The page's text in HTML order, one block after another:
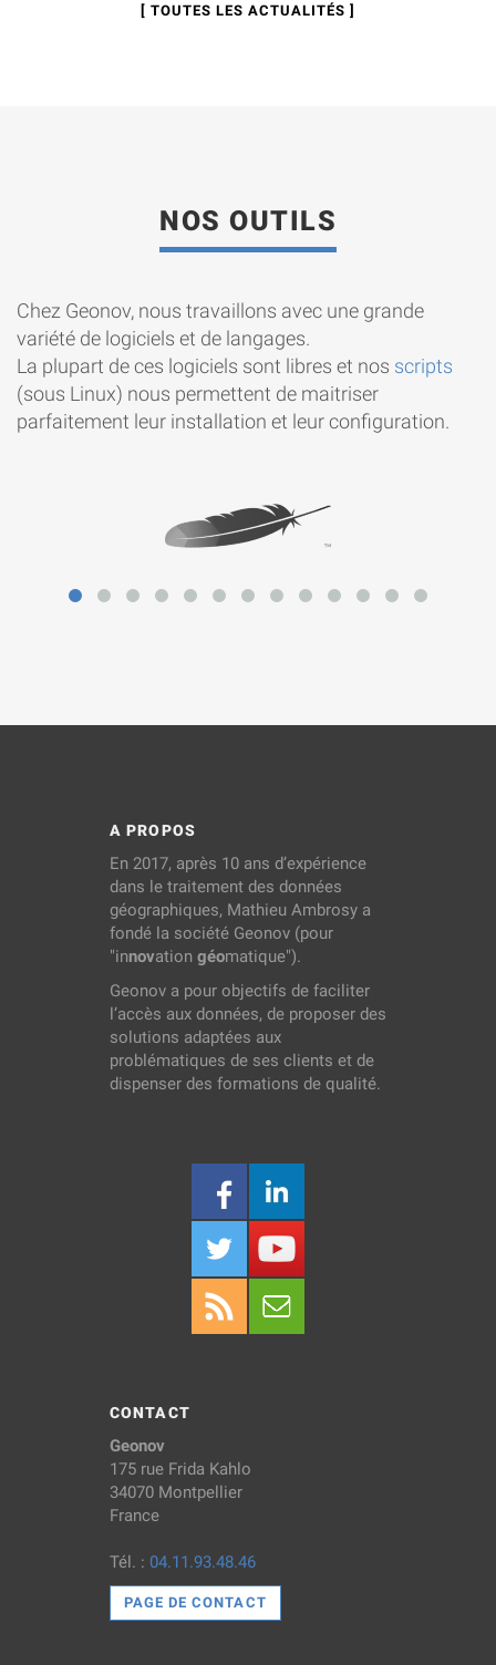
[ TOUTES LES ACTUALITÉS ]
NOS OUTILS
Chez Geonov, nous travaillons avec une grande
variété de logiciels et de langages.
La plupart de ces logiciels sont libres et nos scripts
(sous Linux) nous permettent de maitriser
parfaitement leur installation et leur configuration.
A PROPOS
En 2017, après 10 ans d’expérience
dans le traitement des données
géographiques, Mathieu Ambrosy a
fondé la société Geonov (pour
"innovation géomatique").
Geonov a pour objectifs de faciliter
l’accès aux données, de proposer des
solutions adaptées aux
problématiques de ses clients et de
dispenser des formations de qualité.
CONTACT
Geonov
175 rue Frida Kahlo
34070 Montpellier
France
Tél. : 04.11.93.48.46
PAGE DE CONTACT